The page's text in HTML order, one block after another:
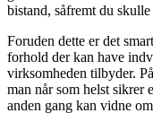
bistand, såfremt du
Foruden dette er det
forhold der kan have
virksomheden tilbyder.
man når som helst sikrer
anden gang kan vidne